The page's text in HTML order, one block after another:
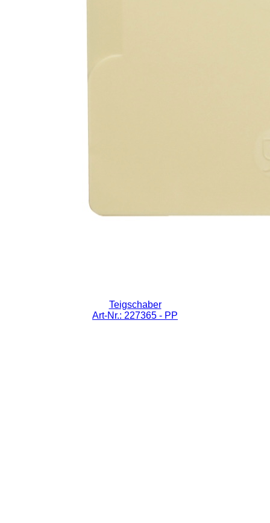
Teigschaber
Art-Nr.: 227365 - PP